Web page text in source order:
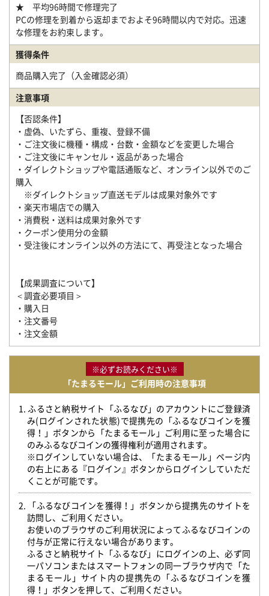
★ 平均96時間で修理完了
PCの修理を到着から返却までおよそ96時間以内で対応。迅速
な修理をお約束します。
獲得条件
商品購入完了（入金確認必須）
注意事項
【否認条件】
・虚偽、いたずら、重複、登録不備
・ご注文後に機種・構成・台数・金額などを変更した場合
・ご注文後にキャンセル・返品があった場合
・ダイレクトショップや電話通販など、オンライン以外でのご
購入
※ダイレクトショップ直送モデルは成果対象外です
・楽天市場店での購入
・消費税・送料は成果対象外です
・クーポン使用分の金額
・受注後にオンライン以外の方法にて、再受注となった場合
【成果調査について】
＜調査必要項目＞
・購入日
・注文番号
・注文金額
※必ずお読みください※
「たまるモール」ご利用時の注意事項
1. ふるさと納税サイト「ふるなび」のアカウントにご登録済
み(ログインされた状態)で提携先の「ふるなびコインを獲
得！」ボタンから「たまるモール」ご利用に至った場合に
のみふるなびコインの獲得権利が適用されます。
※ログインしていない場合は、「たまるモール」ページ内
の右上にある『ログイン』ボタンからログインしていただ
くことが可能です。
2. 「ふるなびコインを獲得！」ボタンから提携先のサイトを
訪問し、ご利用ください。
お使いのブラウザのご利用状況によってふるなびコインの
付与が正常に行えない場合があります。
ふるさと納税サイト「ふるなび」にログインの上、必ず同
一パソコンまたはスマートフォンの同一ブラウザ内で「た
まるモール」サイト内の提携先の「ふるなびコインを獲
得！」ボタンを押して、ご利用ください。